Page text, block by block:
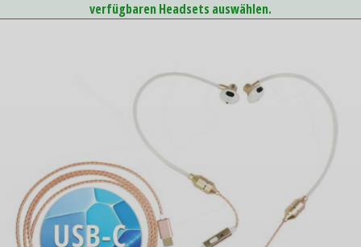
verfügbaren Headsets auswählen.